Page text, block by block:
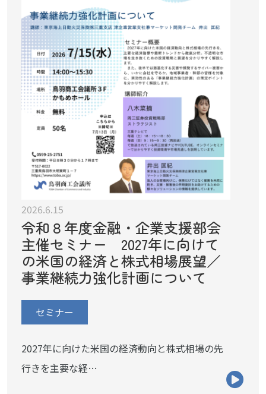
2026.6.15
令和８年度金融・企業支援部会
主催セミナー 2027年に向けて
の米国の経済と株式相場展望／
事業継続力強化計画について
セミナー
2027年に向けた米国の経済動向と株式相場の先
行きを主要な経…